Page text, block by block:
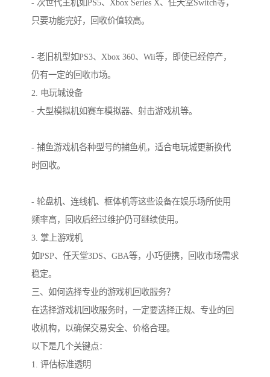
- 次世代主机如PS5、Xbox Series X、任天堂Switch等，
只要功能完好，回收价值较高。
- 老旧机型如PS3、Xbox 360、Wii等，即使已经停产，
仍有一定的回收市场。
2. 电玩城设备
- 大型模拟机如赛车模拟器、射击游戏机等。
- 捕鱼游戏机各种型号的捕鱼机，适合电玩城更新换代
时回收。
- 轮盘机、连线机、框体机等这些设备在娱乐场所使用
频率高，回收后经过维护仍可继续使用。
3. 掌上游戏机
如PSP、任天堂3DS、GBA等，小巧便携，回收市场需求
稳定。
三、如何选择专业的游戏机回收服务？
在选择游戏机回收服务时，一定要选择正规、专业的回
收机构，以确保交易安全、价格合理。
以下是几个关键点：
1. 评估标准透明